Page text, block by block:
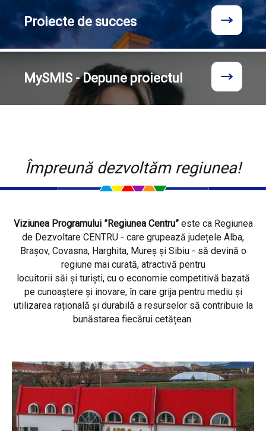
Proiecte de succes
MySMIS - Depune proiectul
Împreună dezvoltăm regiunea!
Viziunea Programului ”Regiunea Centru”este ca Regiunea
de Dezvoltare CENTRU - care grupează județele Alba,
Brașov, Covasna, Harghita, Mureș și Sibiu - să devină o
regiune mai curată, atractivă pentru
locuitorii săi și turiști, cu o economie competitivă bazată
pe cunoaștere și inovare, în care grija pentru mediu și
utilizarea rațională și durabilă a resurselor să contribuie la
bunăstarea fiecărui cetățean.